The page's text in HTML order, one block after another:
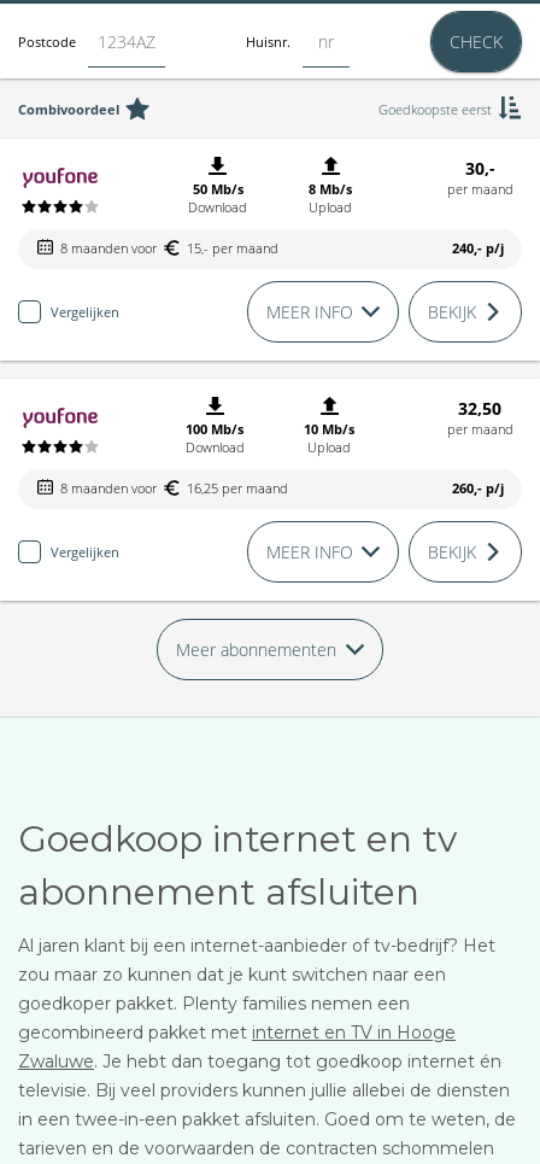
Postcode Huisnr. CHECK
Combivoordeel Goedkoopste eerst
50 Mb/s
Download
8 Mb/s
Upload
30,-
per maand
8 maanden voor 15,- per maand 240,- p/j
Vergelijken MEER INFO BEKIJK
100 Mb/s
Download
10 Mb/s
Upload
32,50
per maand
8 maanden voor 16,25 per maand 260,- p/j
Vergelijken MEER INFO BEKIJK
Meer abonnementen
Goedkoop internet en tv
abonnement afsluiten
Al jaren klant bij een internet-aanbieder of tv-bedrijf? Het
zou maar zo kunnen dat je kunt switchen naar een
goedkoper pakket. Plenty families nemen een
gecombineerd pakket met internet en TV in Hooge
Zwaluwe. Je hebt dan toegang tot goedkoop internet én
televisie. Bij veel providers kunnen jullie allebei de diensten
in een twee-in-een pakket afsluiten. Goed om te weten, de
tarieven en de voorwaarden de contracten schommelen